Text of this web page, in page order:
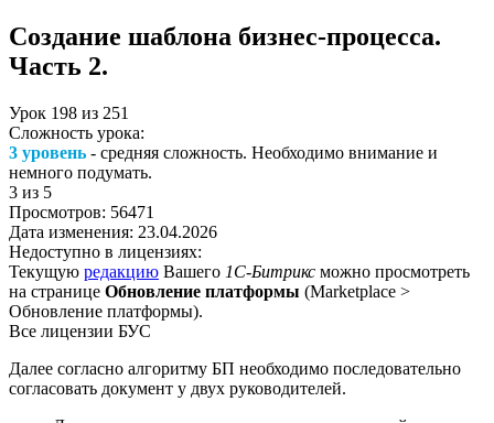
Создание шаблона бизнес-процесса.
Часть 2.
Урок 198 из 251
Сложность урока:
3 уровень - средняя сложность. Необходимо внимание и
немного подумать.
3 из 5
Просмотров: 56471
Дата изменения: 23.04.2026
Недоступно в лицензиях:
Текущую редакцию Вашего 1С-Битрикс можно просмотреть
на странице Обновление платформы (Marketplace >
Обновление платформы).
Все лицензии БУС
Далее согласно алгоритму БП необходимо последовательно
согласовать документ у двух руководителей.